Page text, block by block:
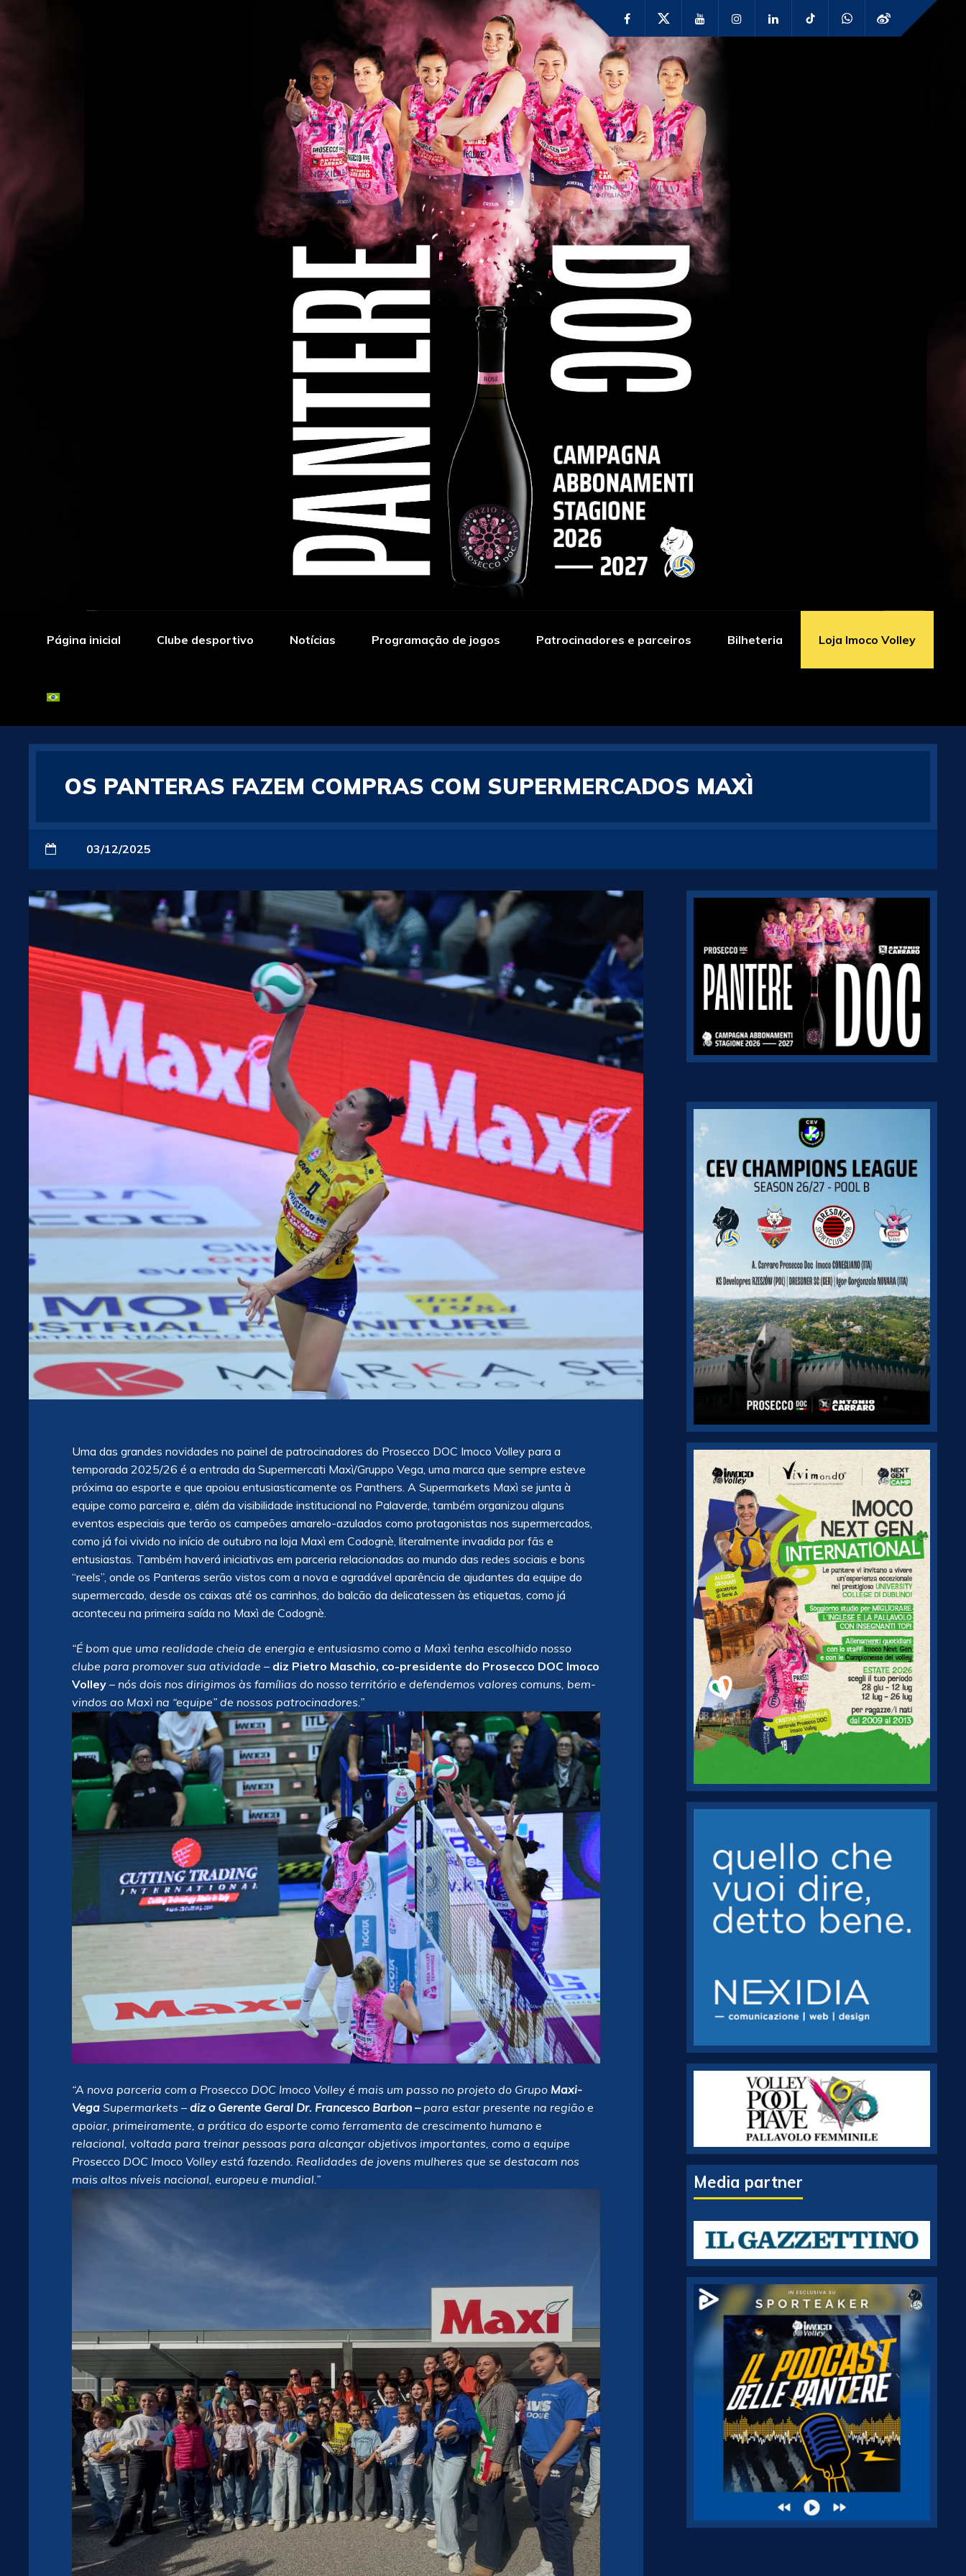
Página inicial Clube desportivo Notícias Programação de jogos Patrocinadores e parceiros Bilheteria Loja Imoco Volley
OS PANTERAS FAZEM COMPRAS COM SUPERMERCADOS MAXÌ
03/12/2025
Uma das grandes novidades no painel de patrocinadores do Prosecco DOC Imoco Volley para a
temporada 2025/26 é a entrada da Supermercati Maxì/Gruppo Vega, uma marca que sempre esteve
próxima ao esporte e que apoiou entusiasticamente os Panthers. A Supermarkets Maxì se junta à
equipe como parceira e, além da visibilidade institucional no Palaverde, também organizou alguns
eventos especiais que terão os campeões amarelo-azulados como protagonistas nos supermercados,
como já foi vivido no início de outubro na loja Maxì em Codognè, literalmente invadida por fãs e
entusiastas. Também haverá iniciativas em parceria relacionadas ao mundo das redes sociais e bons
“reels”, onde os Panteras serão vistos com a nova e agradável aparência de ajudantes da equipe do
supermercado, desde os caixas até os carrinhos, do balcão da delicatessen às etiquetas, como já
aconteceu na primeira saída no Maxì de Codognè.
“É bom que uma realidade cheia de energia e entusiasmo como a Maxì tenha escolhido nosso
clube para promover sua atividade – diz Pietro Maschio, co-presidente do Prosecco DOC Imoco
Volley – nós dois nos dirigimos às famílias do nosso território e defendemos valores comuns, bem-
vindos ao Maxì na “equipe” de nossos patrocinadores.”
“A nova parceria com a Prosecco DOC Imoco Volley é mais um passo no projeto do Grupo Maxi-
Vega Supermarkets – diz o Gerente Geral Dr. Francesco Barbon – para estar presente na região e
apoiar, primeiramente, a prática do esporte como ferramenta de crescimento humano e
relacional, voltada para treinar pessoas para alcançar objetivos importantes, como a equipe
Prosecco DOC Imoco Volley está fazendo. Realidades de jovens mulheres que se destacam nos
mais altos níveis nacional, europeu e mundial.”
Media partner